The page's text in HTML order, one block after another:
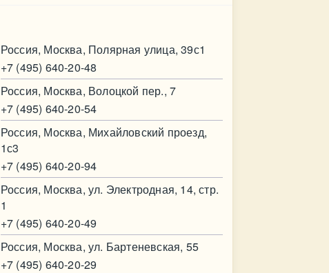
Россия, Москва, Полярная улица, 39с1
+7 (495) 640-20-48
Россия, Москва, Волоцкой пер., 7
+7 (495) 640-20-54
Россия, Москва, Михайловский проезд,
1с3
+7 (495) 640-20-94
Россия, Москва, ул. Электродная, 14, стр.
1
+7 (495) 640-20-49
Россия, Москва, ул. Бартеневская, 55
+7 (495) 640-20-29